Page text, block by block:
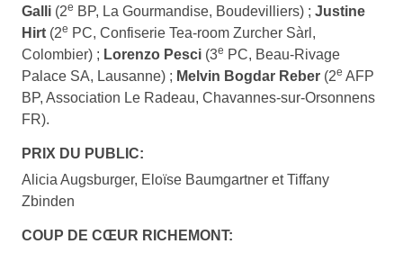
Galli (2e BP, La Gourmandise, Boudevilliers) ; Justine
Hirt (2e PC, Confiserie Tea-room Zurcher Sàrl,
Colombier) ; Lorenzo Pesci (3e PC, Beau-Rivage
Palace SA, Lausanne) ; Melvin Bogdar Reber (2e AFP
BP, Association Le Radeau, Chavannes-sur-Orsonnens
FR).
PRIX DU PUBLIC:
Alicia Augsburger, Eloïse Baumgartner et Tiffany
Zbinden
COUP DE CŒUR RICHEMONT: